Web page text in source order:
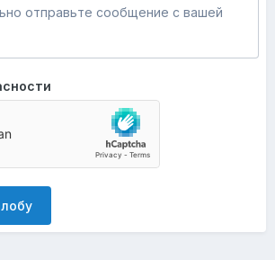
отправьте сообщение с вашей